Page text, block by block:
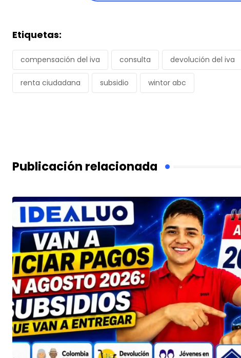
Etiquetas:
compensación del iva consulta devolución del iva
renta ciudadana subsidio wintor abc
Publicación relacionada